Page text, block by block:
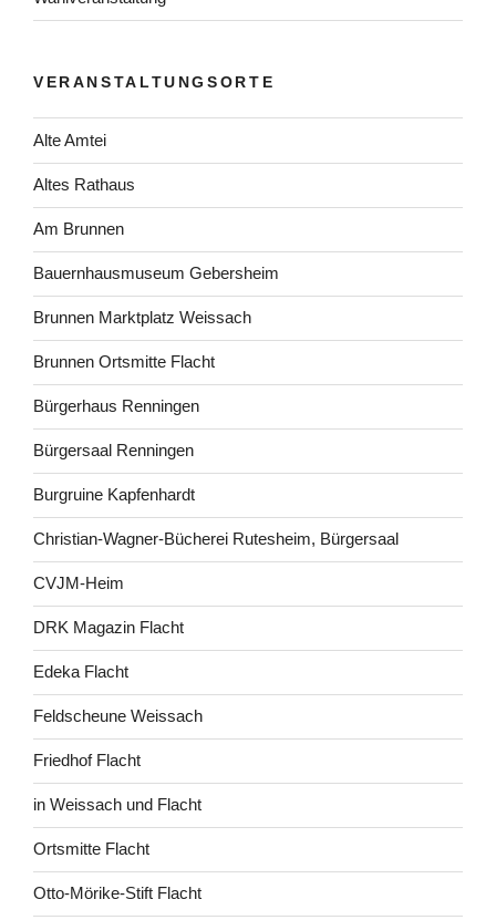
VERANSTALTUNGSORTE
Alte Amtei
Altes Rathaus
Am Brunnen
Bauernhausmuseum Gebersheim
Brunnen Marktplatz Weissach
Brunnen Ortsmitte Flacht
Bürgerhaus Renningen
Bürgersaal Renningen
Burgruine Kapfenhardt
Christian-Wagner-Bücherei Rutesheim, Bürgersaal
CVJM-Heim
DRK Magazin Flacht
Edeka Flacht
Feldscheune Weissach
Friedhof Flacht
in Weissach und Flacht
Ortsmitte Flacht
Otto-Mörike-Stift Flacht